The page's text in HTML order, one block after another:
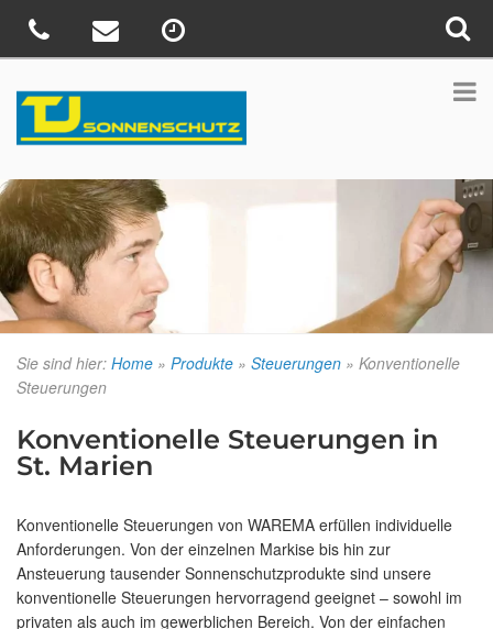
Sie sind hier: Home » Produkte » Steuerungen » Konventionelle
Steuerungen
Konventionelle Steuerungen in
St. Marien
Konventionelle Steuerungen von WAREMA erfüllen individuelle
Anforderungen. Von der einzelnen Markise bis hin zur
Ansteuerung tausender Sonnenschutzprodukte sind unsere
konventionelle Steuerungen hervorragend geeignet – sowohl im
privaten als auch im gewerblichen Bereich. Von der einfachen